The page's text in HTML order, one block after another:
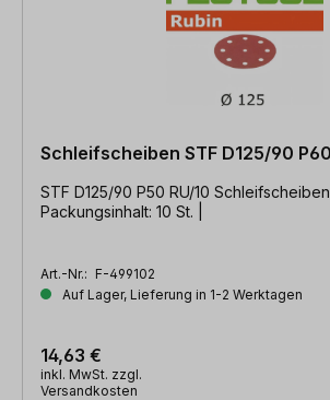
Schleifscheiben STF D125/90
STF D125/90 P50 RU/10
Packungsinhalt: 10 St. |
Art.-Nr.: F-499102
Auf Lager, Lieferung in 1-2 Werktagen
14,63 €
inkl. MwSt. zzgl.
Versandkosten